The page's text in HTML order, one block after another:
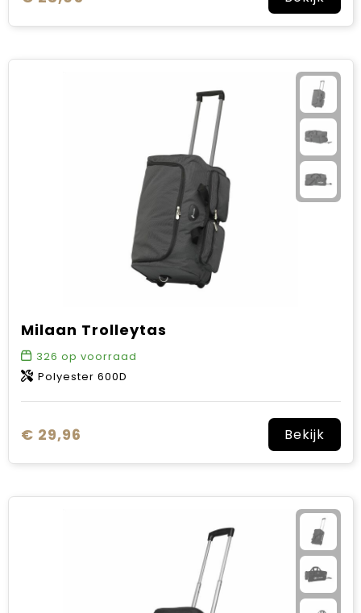
Milaan Trolleytas
326 op voorraad
Polyester 600D
€ 29,96 Bekijk